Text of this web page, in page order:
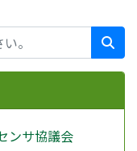
ンサ協議会